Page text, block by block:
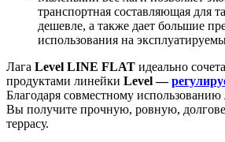
транспортная составляющая для
дешевле, а также дает большие
использования на
Лага Level LINE FLAT идеально
продуктами линейки Level —
Благодаря совместному
Вы получите прочную, ровную,
террасу.